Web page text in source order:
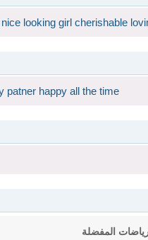
looking girl cherishable
patner happy all the time
المفضلة